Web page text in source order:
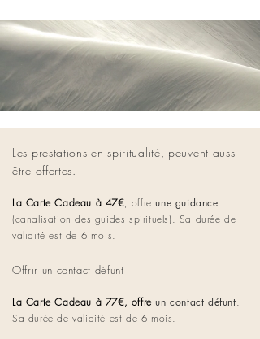
Les prestations en spiritualité, peuvent aussi
être offertes.
La Carte Cadeau à 47€, offreune guidance
(canalisation des guides spirituels). Sa durée de
validité est de 6 mois.
Offrir un contact défunt
La Carte Cadeau à 77€, offre un contact défunt.
Sa durée de validité est de 6 mois.